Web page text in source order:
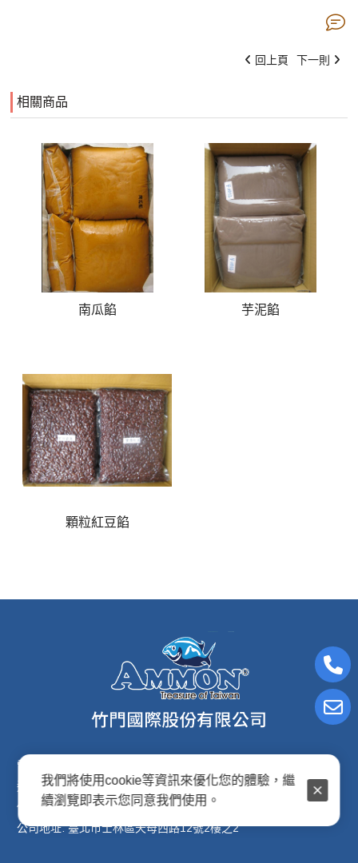
回上頁 下一則
相關商品
南瓜餡 芋泥餡
顆粒紅豆餡
電子信箱:ammon8@ms22.hinet.net
連絡電話: (02)2876-2691
傳真專線: (02)2876-2692
公司地址: 臺北市士林區天母西路12號2樓之2
我們將使用cookie等資訊來優化您的體驗，繼
續瀏覽即表示您同意我們使用。